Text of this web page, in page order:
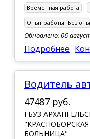
Временная работа
Опыт работы: Без
Обновлено: 06
Подробнее
Водитель
47487 руб.
ГБУЗ
БОЛЬНИЦА"